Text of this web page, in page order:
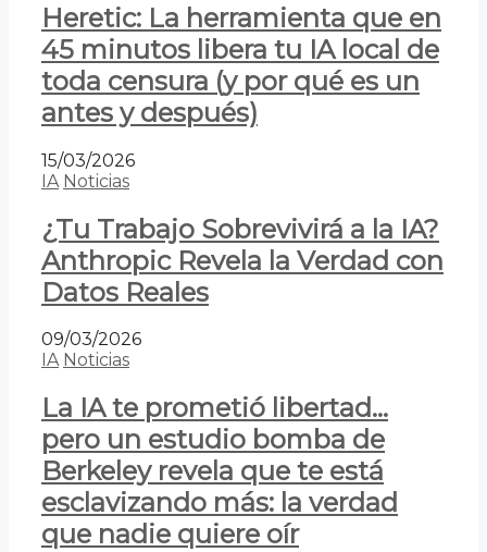
Heretic: La herramienta que en
45 minutos libera tu IA local de
toda censura (y por qué es un
antes y después)
15/03/2026
IA Noticias
¿Tu Trabajo Sobrevivirá a la IA?
Anthropic Revela la Verdad con
Datos Reales
09/03/2026
IA Noticias
La IA te prometió libertad…
pero un estudio bomba de
Berkeley revela que te está
esclavizando más: la verdad
que nadie quiere oír